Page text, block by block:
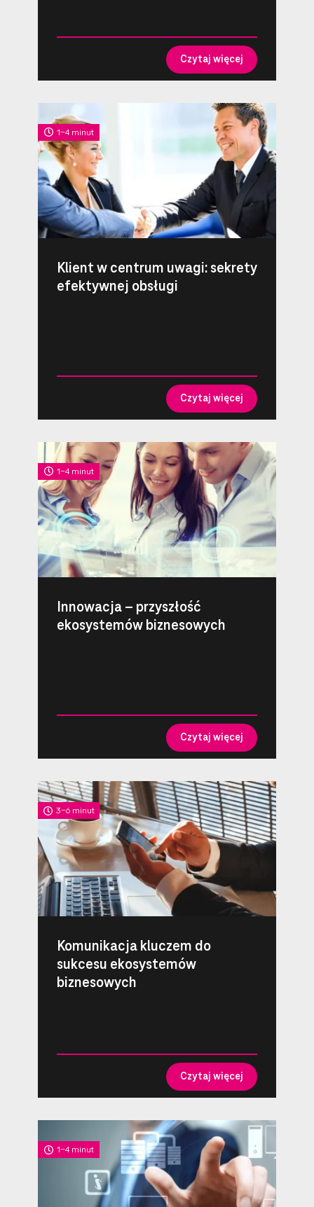
Czytaj więcej
1-4 minut
Klient w centrum uwagi: sekrety
efektywnej obsługi
Czytaj więcej
1-4 minut
Innowacja – przyszłość
ekosystemów biznesowych
Czytaj więcej
3-6 minut
Komunikacja kluczem do
sukcesu ekosystemów
biznesowych
Czytaj więcej
1-4 minut